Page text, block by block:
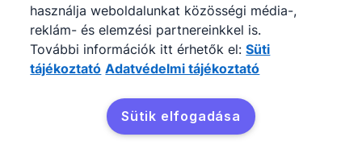
Álláslehetőségek
Blog
Híroldal
Értékesítési szoftver
használja weboldalunkat közösségi média-,
reklám- és elemzési partnereinkkel is.
További információk itt érhetők el: Süti
tájékoztató Adatvédelmi tájékoztató
Sütik elfogadása